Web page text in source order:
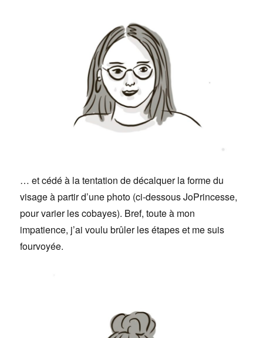
… et cédé à la tentation de décalquer la forme du
visage à partir d’une photo (ci-dessous JoPrincesse,
pour varier les cobayes). Bref, toute à mon
impatience, j’ai voulu brûler les étapes et me suis
fourvoyée.